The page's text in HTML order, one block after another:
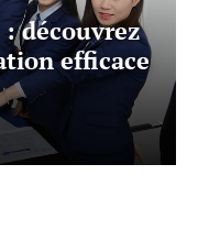
découvrez
efficace